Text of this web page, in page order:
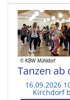
Tanzen ab
16.09.2026
Kirchdorf